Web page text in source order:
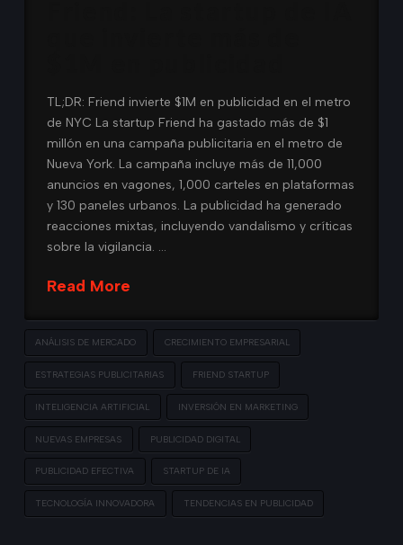
TL;DR: Friend invierte $1M en publicidad en el metro
de NYC La startup Friend ha gastado más de $1
millón en una campaña publicitaria en el metro de
Nueva York. La campaña incluye más de 11,000
anuncios en vagones, 1,000 carteles en plataformas
y 130 paneles urbanos. La publicidad ha generado
reacciones mixtas, incluyendo vandalismo y críticas
sobre la vigilancia. …
Read More
ANÁLISIS DE MERCADO CRECIMIENTO EMPRESARIAL
ESTRATEGIAS PUBLICITARIAS FRIEND STARTUP
INTELIGENCIA ARTIFICIAL INVERSIÓN EN MARKETING
NUEVAS EMPRESAS PUBLICIDAD DIGITAL
PUBLICIDAD EFECTIVA STARTUP DE IA
TECNOLOGÍA INNOVADORA TENDENCIAS EN PUBLICIDAD